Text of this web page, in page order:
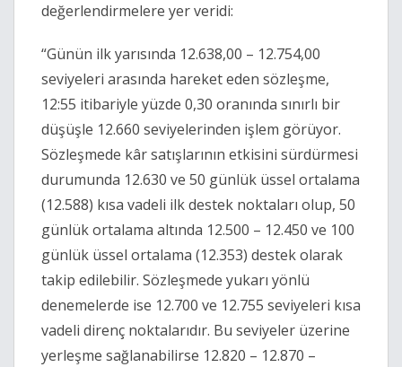
değerlendirmelere yer veridi:
“Günün ilk yarısında 12.638,00 – 12.754,00
seviyeleri arasında hareket eden sözleşme,
12:55 itibariyle yüzde 0,30 oranında sınırlı bir
düşüşle 12.660 seviyelerinden işlem görüyor.
Sözleşmede kâr satışlarının etkisini sürdürmesi
durumunda 12.630 ve 50 günlük üssel ortalama
(12.588) kısa vadeli ilk destek noktaları olup, 50
günlük ortalama altında 12.500 – 12.450 ve 100
günlük üssel ortalama (12.353) destek olarak
takip edilebilir. Sözleşmede yukarı yönlü
denemelerde ise 12.700 ve 12.755 seviyeleri kısa
vadeli direnç noktalarıdır. Bu seviyeler üzerine
yerleşme sağlanabilirse 12.820 – 12.870 –